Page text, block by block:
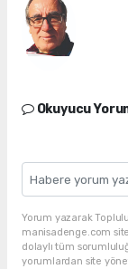
Okuyucu
Yorum yazarak
manisadenge.com
dolaylı tüm
yorumlardan site